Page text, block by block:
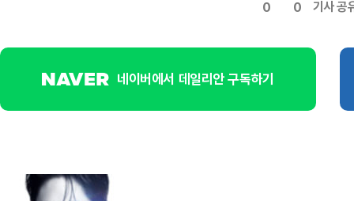
0 0 기사 공
네이버에서 데일리안 구독하기